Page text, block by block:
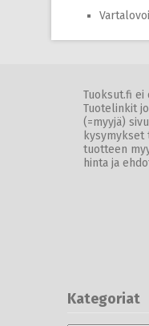
Tuoksut.fi ei
Tuotelinkit
(=myyjä)
tuotteen
hinta ja
Kategoriat